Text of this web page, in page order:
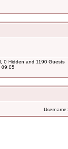
0 Hidden and 1190
09:05
Username: